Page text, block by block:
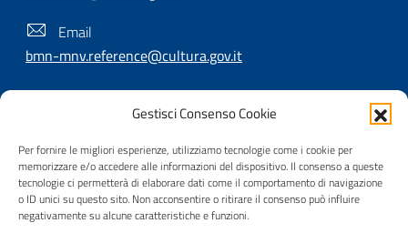
Gestisci Consenso Cookie
Per fornire le migliori esperienze, utilizziamo tecnologie come i cookie per
memorizzare e/o accedere alle informazioni del dispositivo. Il consenso a queste
tecnologie ci permetterà di elaborare dati come il comportamento di navigazione
o ID unici su questo sito. Non acconsentire o ritirare il consenso può influire
negativamente su alcune caratteristiche e funzioni.
Email
bmn-mnv.reference@cultura.gov.it
Useful Links Section
Privacy | Cookie policy | Contatti |